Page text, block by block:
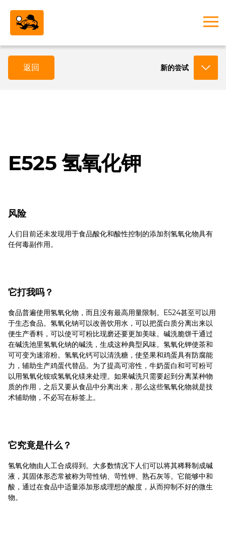
返回 新的尝试
E525 氢氧化钾
风险
人们目前还未发现用于食品酸化和酸性控制的添加剂氢氧化物具有
任何毒副作用。
它打我吗？
食品普遍使用氢氧化物，而且没有最高用量限制。E524甚至可以用
于生态食品。氢氧化钠可以改善饮用水，可以把蛋白质分离出来以
便生产香料，可以使可可粉比现磨还要更加美味。碱洗脆饼干通过
在碱洗池里氢氧化钠的碱洗，生成这种典型风味。氢氧化钾使茶和
可可变为速溶粉。氢氧化钙可以清洗糖，使坚果和鸡蛋具有防腐能
力，辅助生产鸡蛋代替品。为了提高可溶性，牛奶蛋白和可可粉可
以用氢氧化铵或氢氧化镁来处理。如果碱洗只需要起到分离某种物
质的作用，之后又要从食品中分离出来，那么这些氢氧化物就是技
术辅助物，不必写在标签上。
它究竟是什么？
氢氧化物由人工合成得到。大多数情况下人们可以将其稀释制成碱
液，其固体形态常被称为苛性钠、苛性钾、熟石灰等。它能够中和
酸，通过在食品中适量添加形成理想的酸度，从而抑制不好的微生
物。